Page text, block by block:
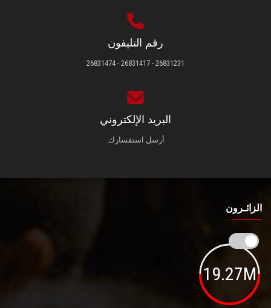
رقم التليفون
26831231 - 26831417 - 26831474
البريد الإلكتروني
أرسل استفسارك.
الزائـرون
19.27M